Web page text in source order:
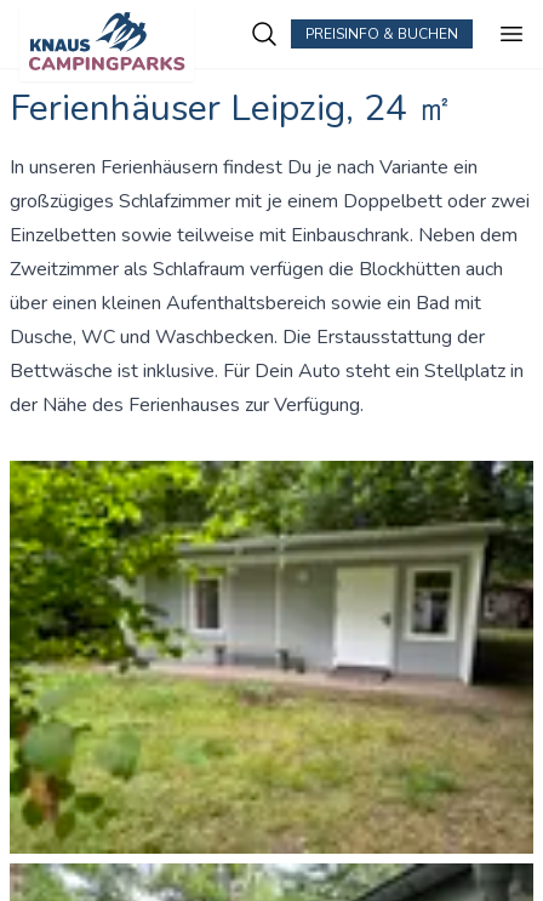
Zum Hauptinhalt springen
PREISINFO & BUCHEN
Ferienhäuser Leipzig, 24 ㎡
In unseren Ferienhäusern findest Du je nach Variante ein
großzügiges Schlafzimmer mit je einem Doppelbett oder zwei
Einzelbetten sowie teilweise mit Einbauschrank. Neben dem
Zweitzimmer als Schlafraum verfügen die Blockhütten auch
über einen kleinen Aufenthaltsbereich sowie ein Bad mit
Dusche, WC und Waschbecken. Die Erstausstattung der
Bettwäsche ist inklusive. Für Dein Auto steht ein Stellplatz in
der Nähe des Ferienhauses zur Verfügung.